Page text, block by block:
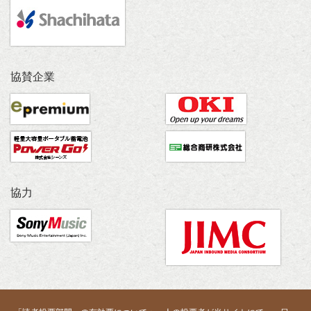
協賛企業
協力